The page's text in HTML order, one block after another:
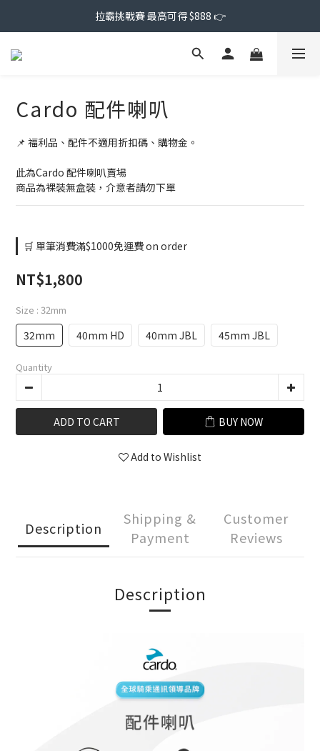
拉霸挑戰賽 最高可得 $888 👉
Cardo 配件喇叭
📌 福利品、配件不適用折扣碼、購物金。
此為Cardo 配件喇叭賣場
商品為裸裝無盒裝，介意者請勿下單
🛒 單筆消費滿$1000免運費 on order
NT$1,800
Size : 32mm
32mm 40mm HD 40mm JBL 45mm JBL
Quantity
ADD TO CART BUY NOW
Add to Wishlist
Description
Shipping &
Payment
Customer
Reviews
Description